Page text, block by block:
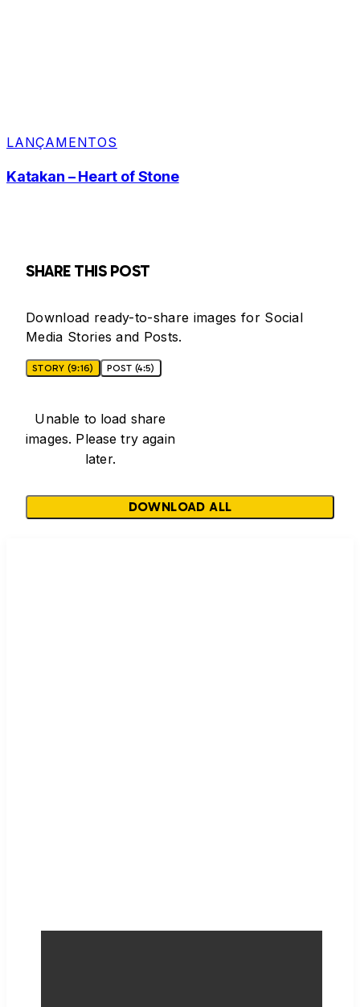
LANÇAMENTOS
Katakan – Heart of Stone
SHARE THIS POST
Download ready-to-share images for Social
Media Stories and Posts.
STORY (9:16) POST (4:5)
Unable to load share
images. Please try again
later.
DOWNLOAD ALL